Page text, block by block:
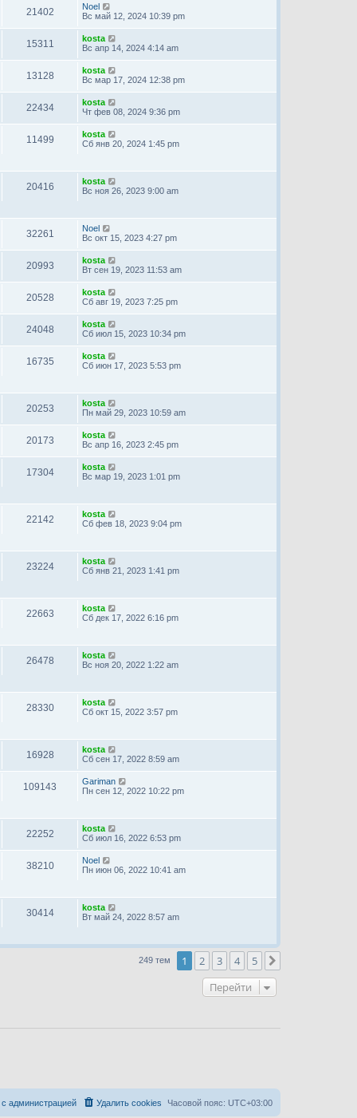
21402
Noel
Вс май 12, 2024 10:39 pm
15311
kosta
Вс апр 14, 2024 4:14 am
13128
kosta
Вс мар 17, 2024 12:38 pm
22434
kosta
Чт фев 08, 2024 9:36 pm
11499
kosta
Сб янв 20, 2024 1:45 pm
20416
kosta
Вс ноя 26, 2023 9:00 am
32261
Noel
Вс окт 15, 2023 4:27 pm
20993
kosta
Вт сен 19, 2023 11:53 am
20528
kosta
Сб авг 19, 2023 7:25 pm
24048
kosta
Сб июл 15, 2023 10:34 pm
16735
kosta
Сб июн 17, 2023 5:53 pm
20253
kosta
Пн май 29, 2023 10:59 am
20173
kosta
Вс апр 16, 2023 2:45 pm
17304
kosta
Вс мар 19, 2023 1:01 pm
22142
kosta
Сб фев 18, 2023 9:04 pm
23224
kosta
Сб янв 21, 2023 1:41 pm
22663
kosta
Сб дек 17, 2022 6:16 pm
26478
kosta
Вс ноя 20, 2022 1:22 am
28330
kosta
Сб окт 15, 2022 3:57 pm
16928
kosta
Сб сен 17, 2022 8:59 am
109143
Gariman
Пн сен 12, 2022 10:22 pm
22252
kosta
Сб июл 16, 2022 6:53 pm
38210
Noel
Пн июн 06, 2022 10:41 am
30414
kosta
Вт май 24, 2022 8:57 am
249 тем 1 2 3 4 5
Перейти
Часовой пояс: UTC+03:00
Удалить cookies
администрацией